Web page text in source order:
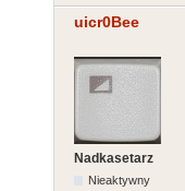
uicr0Bee
Nadkasetarz
Nieaktywny